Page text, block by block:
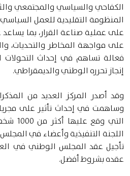
الكفاحي والسياسي والمجتمعي
المنظومة التقليدية للعمل
على عملية صناعة القرار، بما
على مواجهة المخاطر والتحديات،
فعالة تساهم في إحداث التحولات
إنجاز تحرره الوطني والديمقراطي.
وقد أصدر المركز العديد من
وساهمت في إحداث تأثير على
التي
اللجنة التنفيذية وأعضاء في
عقده بشروط أفضل.